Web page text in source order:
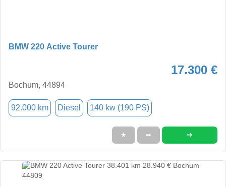
BMW 220 Active Tourer
17.300 €
Bochum, 44894
92.000 km Diesel 140 kw (190 PS)
★ ➦ ➜